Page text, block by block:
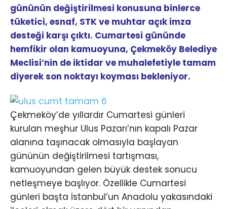
gününün değiştirilmesi konusuna binlerce
tüketici, esnaf, STK ve muhtar açık imza
desteği karşı çıktı. Cumartesi gününde
hemfikir olan kamuoyuna, Çekmeköy Belediye
Meclisi’nin de iktidar ve muhalefetiyle tamam
diyerek son noktayı koyması bekleniyor.
Çekmeköy’de yıllardır Cumartesi günleri
kurulan meşhur Ulus Pazarı’nın kapalı Pazar
alanına taşınacak olmasıyla başlayan
gününün değiştirilmesi tartışması,
kamuoyundan gelen büyük destek sonucu
netleşmeye başlıyor. Özellikle Cumartesi
günleri başta İstanbul’un Anadolu yakasındaki